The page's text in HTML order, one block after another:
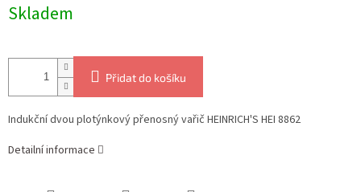
cena:
Skladem
Přidat do košíku
Indukční dvou plotýnkový přenosný vařič HEINRICH'S HEI 8862
Detailní informace